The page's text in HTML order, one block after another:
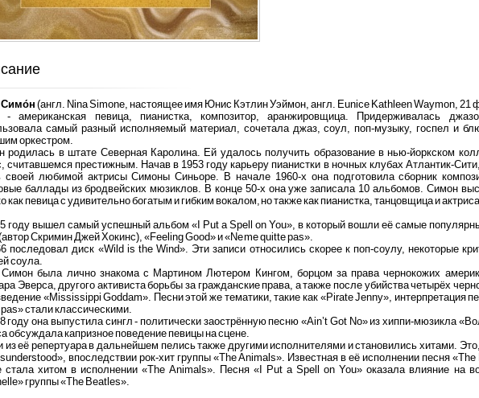
Симо́н(англ. Nina Simone, настоящее имя Юнис Кэтлин Уэймон, англ. Eunice Kathleen Waymon, 21
- американская певица, пианистка, композитор, аранжировщица. Придерживалась
самый разный исполняемый материал, сочетала джаз, соул, поп-музыку, госпел и
оркестром.
родилась в штате Северная Каролина. Ей удалось получить образование в нью-йоркском
считавшемся престижным. Начав в 1953 году карьеру пианистки в ночных клубах Атлантик-
своей любимой актрисы Симоны Синьоре. В начале 1960-х она подготовила сборник
баллады из бродвейских мюзиклов. В конце 50-х она уже записала 10 альбомов. Симон
как певица с удивительно богатым и гибким вокалом, но также как пианистка, танцовщица и актриса.
году вышел самый успешный альбом «I Put a Spell on You», в который вошли её самые
Скримин Джей Хокинс), «Feeling Good» и «Ne me quitte pas».
последовал диск «Wild is the Wind». Эти записи относились скорее к поп-соулу, некоторые
соула.
была лично знакома с Мартином Лютером Кингом, борцом за права чернокожих
Эверса, другого активиста борьбы за гражданские права, а также после убийства четырёх
«Mississippi Goddam». Песни этой же тематики, такие как «Pirate Jenny», интерпретация
стали классическими.
году она выпустила сингл - политически заострённую песню «Ain’t Got No» из хиппи-мюзикла
обсуждала капризное поведение певицы на сцене.
из её репертуара в дальнейшем пелись также другими исполнителями и становились хитами.
впоследствии рок-хит группы «The Animals». Известная в её исполнении песня
стала хитом в исполнении «The Animals». Песня «I Put a Spell on You» оказала влияние на
группы «The Beatles».